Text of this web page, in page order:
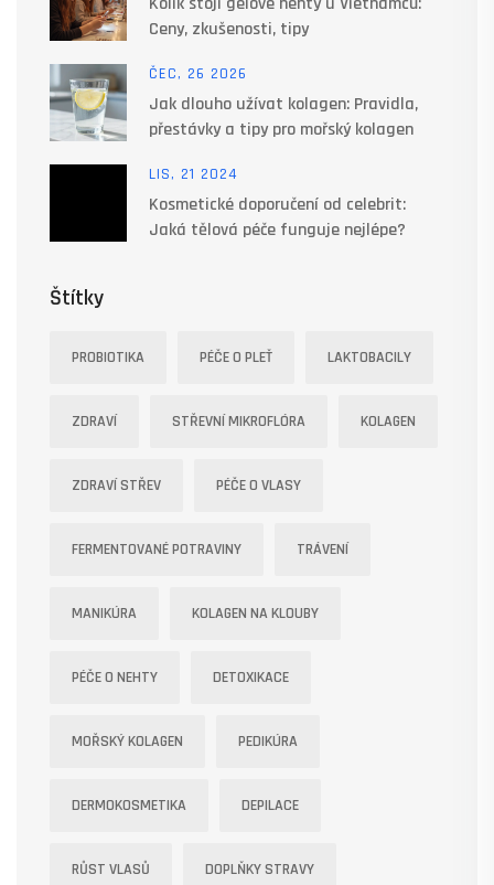
Ceny, zkušenosti, tipy
ČEC, 26 2026
Jak dlouho užívat kolagen: Pravidla,
přestávky a tipy pro mořský kolagen
LIS, 21 2024
Kosmetické doporučení od celebrit:
Jaká tělová péče funguje nejlépe?
Štítky
PROBIOTIKA PÉČE O PLEŤ LAKTOBACILY
ZDRAVÍ STŘEVNÍ MIKROFLÓRA KOLAGEN
ZDRAVÍ STŘEV PÉČE O VLASY
FERMENTOVANÉ POTRAVINY TRÁVENÍ
MANIKÚRA KOLAGEN NA KLOUBY
PÉČE O NEHTY DETOXIKACE
MOŘSKÝ KOLAGEN PEDIKÚRA
DERMOKOSMETIKA DEPILACE
RŮST VLASŮ DOPLŇKY STRAVY